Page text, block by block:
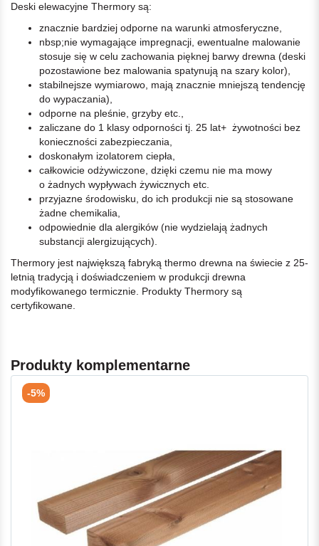
Deski elewacyjne Thermory są:
znacznie bardziej odporne na warunki atmosferyczne,
nbsp;nie wymagające impregnacji, ewentualne malowanie
stosuje się w celu zachowania pięknej barwy drewna (deski
pozostawione bez malowania spatynują na szary kolor),
stabilnejsze wymiarowo, mają znacznie mniejszą tendencję
do wypaczania),
odporne na pleśnie, grzyby etc.,
zaliczane do 1 klasy odporności tj. 25 lat+ żywotności bez
konieczności zabezpieczania,
doskonałym izolatorem ciepła,
całkowicie odżywiczone, dzięki czemu nie ma mowy
o żadnych wypływach żywicznych etc.
przyjazne środowisku, do ich produkcji nie są stosowane
żadne chemikalia,
odpowiednie dla alergików (nie wydzielają żadnych
substancji alergizujących).
Thermory jest największą fabryką thermo drewna na świecie z 25-
letnią tradycją i doświadczeniem w produkcji drewna
modyfikowanego termicznie. Produkty Thermory są
certyfikowane.
Produkty komplementarne
-5%